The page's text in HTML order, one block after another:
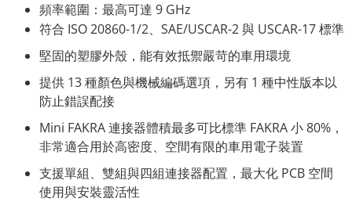
頻率範圍：最高可達 9 GHz
符合 ISO 20860-1/2、SAE/USCAR-2 與 USCAR-17 標準
堅固的塑膠外殼，能有效抵禦嚴苛的車用環境
提供 13 種顏色與機械編碼選項，另有 1 種中性版本以
防止錯誤配接
Mini FAKRA 連接器體積最多可比標準 FAKRA 小 80%，
非常適合用於高密度、空間有限的車用電子裝置
支援單組、雙組與四組連接器配置，最大化 PCB 空間
使用與安裝靈活性